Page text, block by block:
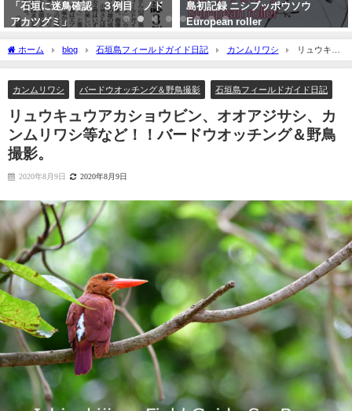
島初記録 ニシブッポウソウ
European roller
～沖縄・八重山諸島編～ NHK
BS４K
ホーム blog 石垣島フィールドガイド日記 カンムリワシ
リュウキュ
ウアカショウビン、オオアジサシ、カンムリワシ等など！！バードウオッチング＆野
カンムリワシ
バードウオッチング＆野鳥撮影 石垣島フィールドガイド日記
リュウキュウアカショウビン、オオアジサシ、カ
ンムリワシ等など！！バードウオッチング＆野鳥
撮影。
2020年8月9日 2020年8月9日